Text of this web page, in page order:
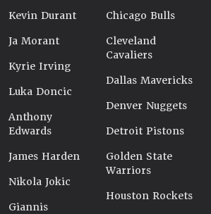
Kevin Durant
Ja Morant
Kyrie Irving
Luka Doncic
Anthony
Edwards
James Harden
Nikola Jokic
Giannis
Chicago Bulls
Cleveland
Cavaliers
Dallas Mavericks
Denver Nuggets
Detroit Pistons
Golden State
Warriors
Houston Rockets